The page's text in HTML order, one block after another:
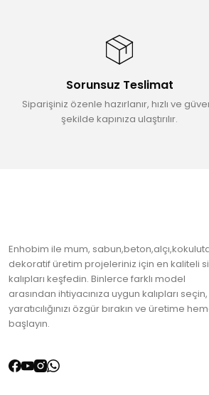
Ürün açıklamasında eksik bilgiler
Ürün fiyatı diğer sitelerden daha pahalı.
Bu ürüne benzer farklı alternatifler olmalı.
Sorunsuz Teslimat
Siparişiniz özenle hazırlanır, hızlı ve
şekilde kapınıza ulaştırılır.
Enhobim ile mum,
dekoratif üretim projeleriniz için en kaliteli
kalıpları keşfedin. Binlerce farklı model
arasından ihtiyacınıza uygun kalıpları seçin,
yaratıcılığınızı özgür bırakın ve üretime
başlayın.